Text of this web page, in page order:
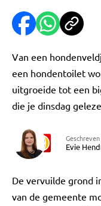
Van een
een hondentoilet
uitgroeide tot een
die je dinsdag
Evie
De vervuilde grond
van de gemeente